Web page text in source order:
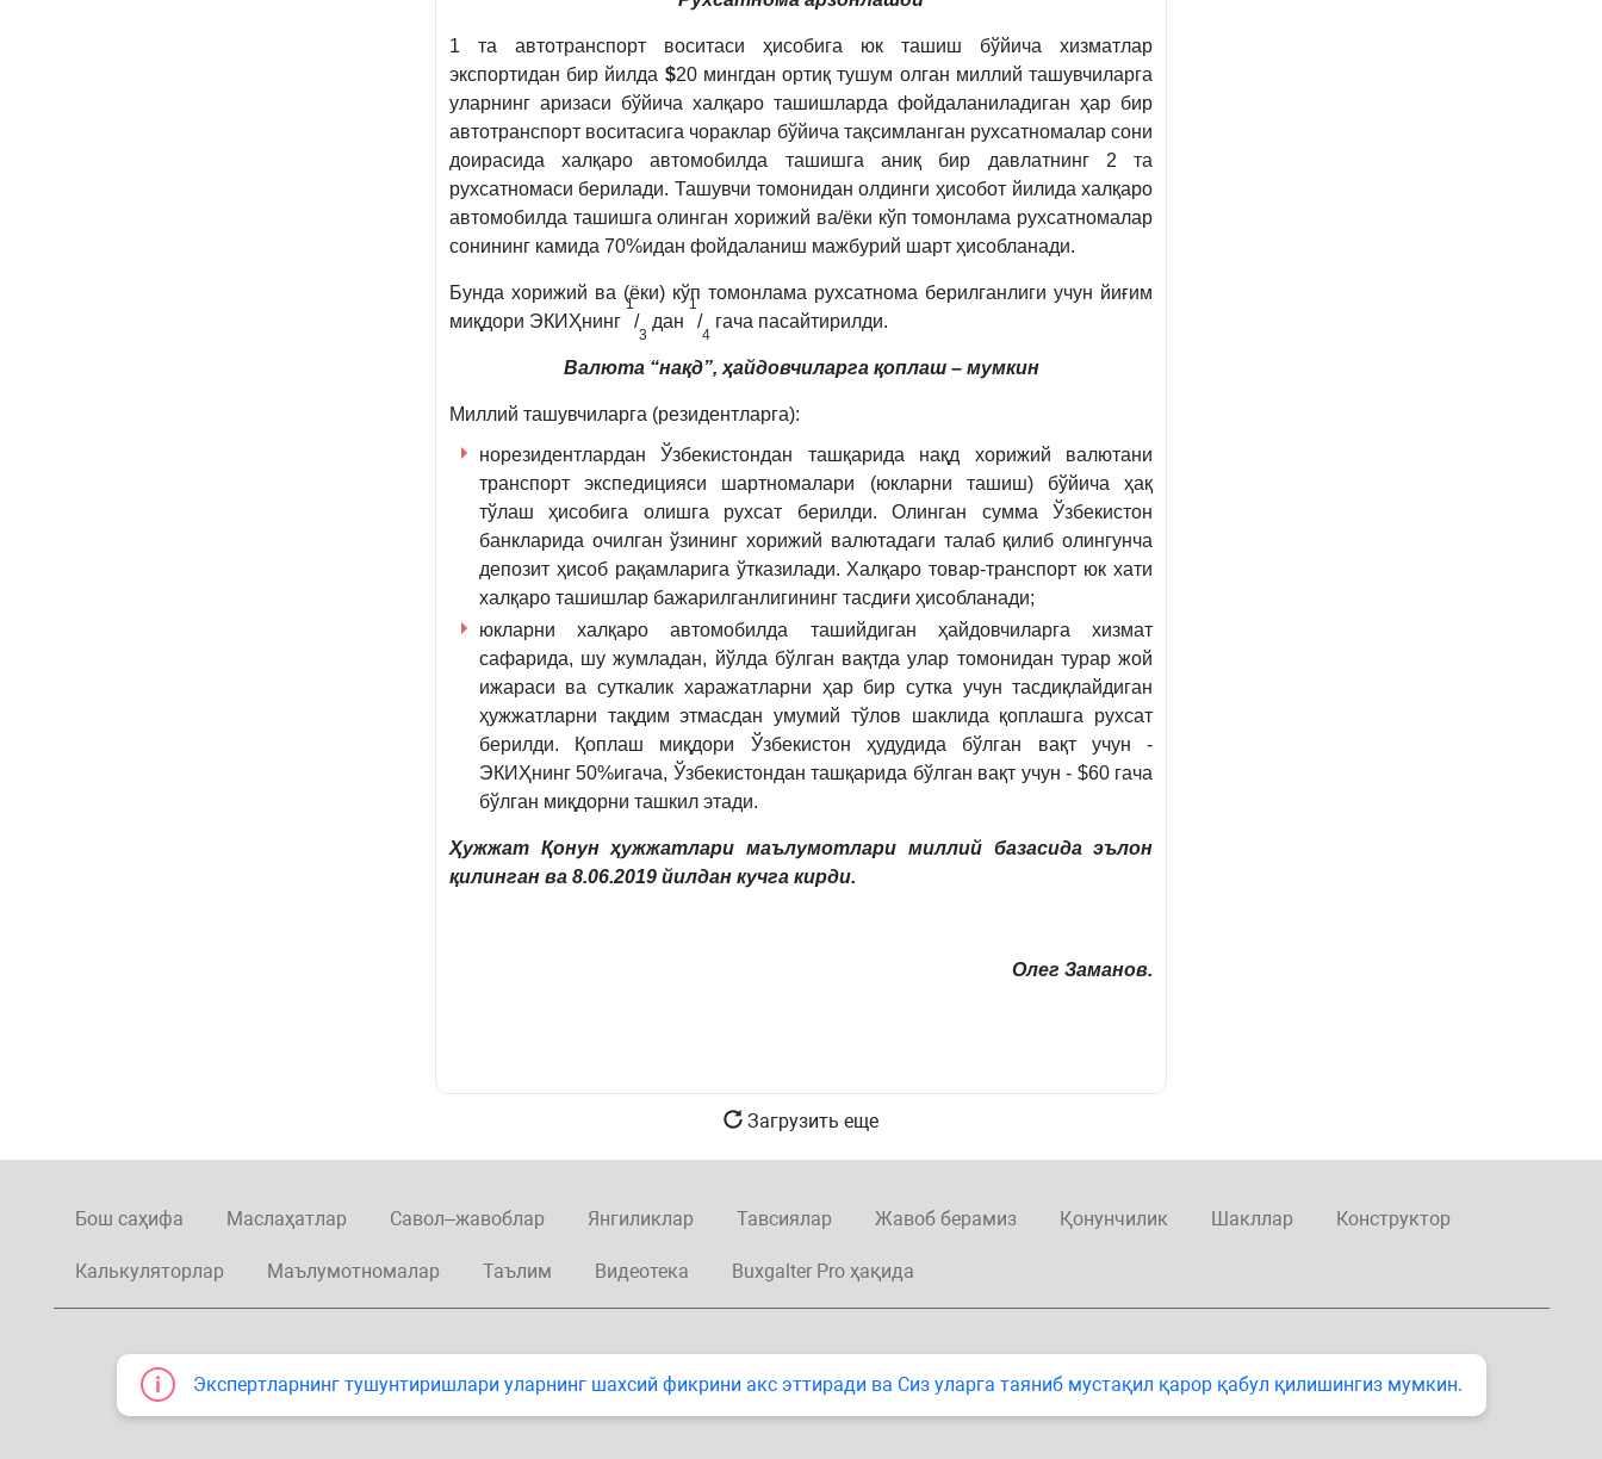
1 та автотранспорт воситаси ҳисобига юк ташиш бўйича хизматлар
экспортидан бир йилда $20 мингдан ортиқ тушум олган миллий ташувчиларга
уларнинг аризаси бўйича халқаро ташишларда фойдаланиладиган ҳар бир
автотранспорт воситасига чораклар бўйича тақсимланган рухсатномалар сони
доирасида халқаро автомобилда ташишга аниқ бир давлатнинг 2 та
рухсатномаси берилади. Ташувчи томонидан олдинги ҳисобот йилида халқаро
автомобилда ташишга олинган хорижий ва/ёки кўп томонлама рухсатномалар
сонининг камида 70%идан фойдаланиш мажбурий шарт ҳисобланади.
Бунда хорижий ва (ёки) кўп томонлама рухсатнома берилганлиги учун йиғим
миқдори ЭКИҲнинг
1
/
3
дан
1
/
4
гача пасайтирилди.
Валюта “нақд”, ҳайдовчиларга қоплаш – мумкин
Миллий ташувчиларга (резидентларга):
норезидентлардан Ўзбекистондан ташқарида нақд хорижий валютани
транспорт экспедицияси шартномалари (юкларни ташиш) бўйича ҳақ
тўлаш ҳисобига олишга рухсат берилди. Олинган сумма Ўзбекистон
банкларида очилган ўзининг хорижий валютадаги талаб қилиб олингунча
депозит ҳисоб рақамларига ўтказилади. Халқаро товар-транспорт юк хати
халқаро ташишлар бажарилганлигининг тасдиғи ҳисобланади;
юкларни халқаро автомобилда ташийдиган ҳайдовчиларга хизмат
сафарида, шу жумладан, йўлда бўлган вақтда улар томонидан турар жой
ижараси ва суткалик харажатларни ҳар бир сутка учун тасдиқлайдиган
ҳужжатларни тақдим этмасдан умумий тўлов шаклида қоплашга рухсат
берилди. Қоплаш миқдори Ўзбекистон ҳудудида бўлган вақт учун -
ЭКИҲнинг 50%игача, Ўзбекистондан ташқарида бўлган вақт учун - $60 гача
бўлган миқдорни ташкил этади.
Ҳужжат Қонун ҳужжатлари маълумотлари миллий базасида эълон
қилинган ва 8.06.2019 йилдан кучга кирди.
Олег Заманов.
Загрузить еще
Бош саҳифа Маслаҳатлар Савол–жавоблар Янгиликлар Тавсиялар Жавоб берамиз Қонунчилик Шакллар Конструктор
Калькуляторлар Маълумотномалар Таълим Видеотека Buxgalter Pro ҳақида
Экспертларнинг тушунтиришлари уларнинг шахсий фикрини акс эттиради ва Сиз уларга таяниб мустақил қарор қабул қилишингиз мумкин.